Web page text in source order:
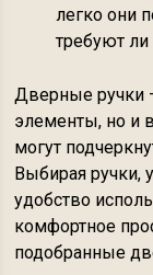
легко они
требуют
Дверные ручки
элементы, но и
могут
Выбирая ручки,
удобство
комфортное
подобранные